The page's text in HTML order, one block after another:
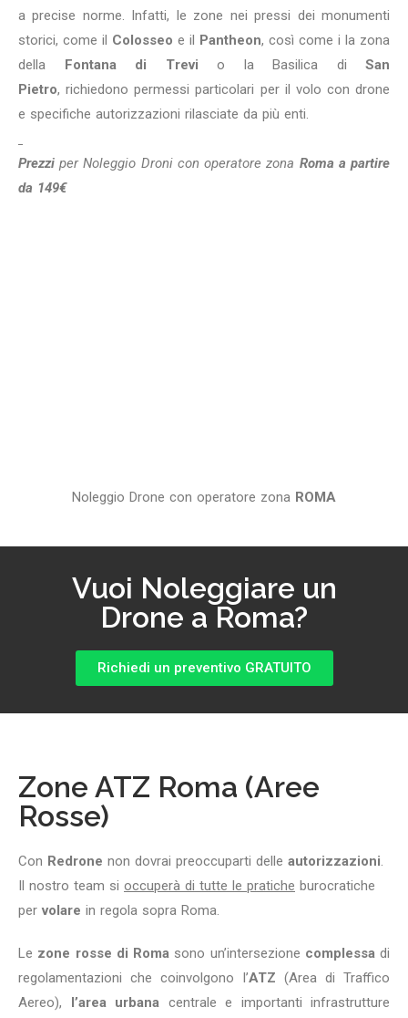
a precise norme. Infatti, le zone nei pressi dei monumenti
storici, come il Colosseo e il Pantheon, così come i la zona
della Fontana di Trevi o la Basilica di San
Pietro,richiedono permessi particolari per il volo con drone
e specifiche autorizzazioni rilasciate da più enti.
Prezziper Noleggio Droni con operatore zona Roma a partire
da 149€
Noleggio Drone con operatore zona ROMA
Vuoi Noleggiare un
Drone a Roma?
Richiedi un preventivo GRATUITO
Zone ATZ Roma (Aree
Rosse)
Con Redrone non dovrai preoccuparti delle autorizzazioni.
Il nostro team si occuperà di tutte le pratiche burocratiche
pervolare in regola sopra Roma.
Le zone rosse di Roma sono un’intersezione complessa di
regolamentazioni che coinvolgono l’ATZ (Area di Traffico
Aereo), l’area urbana centrale e importanti infrastrutture